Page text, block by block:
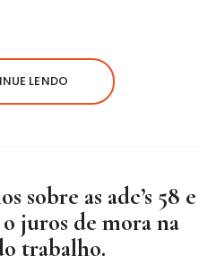
LENDO
sobre as adc’s 58 e
juros de mora na
trabalho.